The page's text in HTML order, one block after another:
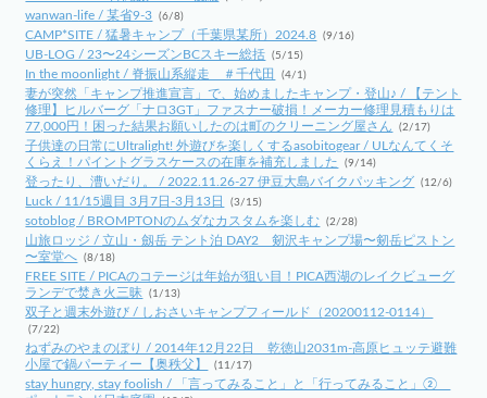
wanwan-life / 某省9-3 (6/8)
CAMP*SITE / 猛暑キャンプ（千葉県某所）2024.8 (9/16)
UB-LOG / 23〜24シーズンBCスキー総括 (5/15)
In the moonlight / 脊振山系縦走 ＃千代田 (4/1)
妻が突然「キャンプ推進宣言」で、始めましたキャンプ・登山♪ / 【テント
修理】ヒルバーグ「ナロ3GT」ファスナー破損！メーカー修理見積もりは
77,000円！困った結果お願いしたのは町のクリーニング屋さん
(2/17)
子供達の日常にUltralight! 外遊びを楽しくするasobitogear / ULなんてくそ
くらえ！パイントグラスケースの在庫を補充しました
(9/14)
登ったり、漕いだり。 / 2022.11.26-27 伊豆大島バイクパッキング (12/6)
Luck / 11/15週目 3月7日-3月13日 (3/15)
sotoblog / BROMPTONのムダなカスタムを楽しむ (2/28)
山旅ロッジ / 立山・劔岳 テント泊 DAY2 剱沢キャンプ場〜剱岳ピストン
〜室堂へ (8/18)
FREE SITE / PICAのコテージは年始が狙い目！PICA西湖のレイクビューグ
ランデで焚き火三昧 (1/13)
双子と週末外遊び / しおさいキャンプフィールド（20200112-0114）
(7/22)
ねずみのやまのぼり / 2014年12月22日 乾徳山2031m-高原ヒュッテ避難
小屋で鍋パーティー【奥秩父】
(11/17)
stay hungry, stay foolish / 「言ってみること」と「行ってみること」②